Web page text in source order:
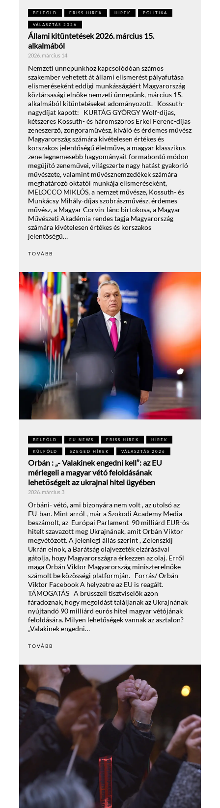
BELFÖLD FRISS HÍREK HÍREK POLITIKA
VÁLASZTÁS 2026
Állami kitüntetések 2026. március 15.
alkalmából
2026. március 14
Nemzeti ünnepünkhöz kapcsolódóan számos
szakember vehetett át állami elismerést pályafutása
elismeréseként eddigi munkásságáért Magyarország
köztársasági elnöke nemzeti ünnepünk, március 15.
alkalmából kitüntetéseket adományozott. Kossuth-
nagydíjat kapott: KURTÁG GYÖRGY Wolf-díjas,
kétszeres Kossuth- és háromszoros Erkel Ferenc-díjas
zeneszerző, zongoraművész, kiváló és érdemes művész
Magyarország számára kivételesen értékes és
korszakos jelentőségű életműve, a magyar klasszikus
zene legnemesebb hagyományait formabontó módon
megújító zeneművei, világszerte nagy hatást gyakorló
művészete, valamint művésznemzedékek számára
meghatározó oktatói munkája elismeréseként,
MELOCCO MIKLÓS, a nemzet művésze, Kossuth- és
Munkácsy Mihály-díjas szobrászművész, érdemes
művész, a Magyar Corvin-lánc birtokosa, a Magyar
Művészeti Akadémia rendes tagja Magyarország
számára kivételesen értékes és korszakos
jelentőségű…
TOVÁBB
BELFÖLD EU NEWS FRISS HÍREK HÍREK
KÜLFÖLD SZEGED HÍREK VÁLASZTÁS 2026
Orbán : „- Valakinek engedni kell”: az EU
mérlegeli a magyar vétó feloldásának
lehetőségeit az ukrajnai hitel ügyében
2026. március 3
Orbáni- vétó, ami bizonyára nem volt , az utolsó az
EU-ban. Mint arról , már a Szokodi Academy Media
beszámolt, az Európai Parlament 90 milliárd EUR-ós
hitelt szavazott meg Ukrajnának, amit Orbán Viktor
megvétózott. A jelenlegi állás szerint , Zelenszkij
Ukrán elnök, a Barátság olajvezeték elzárásával
gátolja, hogy Magyarországra érkezzen az olaj. Erről
maga Orbán Viktor Magyarország miniszterelnöke
számolt be közösségi platformján. Forrás/ Orbán
Viktor Facebook A helyzetre az EU is reagált.
TÁMOGATÁS A brüsszeli tisztviselők azon
fáradoznak, hogy megoldást találjanak az Ukrajnának
nyújtandó 90 milliárd eurós hitel magyar vétójának
feloldására. Milyen lehetőségek vannak az asztalon?
„Valakinek engedni…
TOVÁBB